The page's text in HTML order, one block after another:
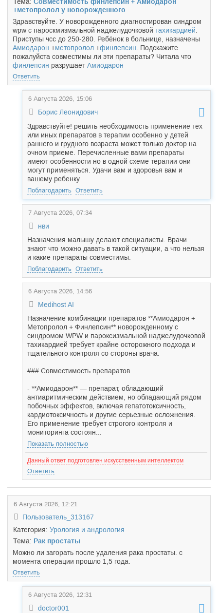
+метопролол у новорожденного
Здравствуйте. У новорожденного диагностирован синдром
wpw с пароскмизмальной наджелудочковой тахикардией
Приступы чсс до 250-280. Ребёнок в больнице, назначены
Амиодарон +метопролол +финлепсин . Подскажите
пожалуйста совместимы ли эти препараты? Читала что
финлепсин разрушаетАмиодарон
Ответить
6 Августа 2026, 15:06
Борис Леонидович
Здравствуйте! решить необходимость применение тех
или иных препаратов в терапии особенно у детей
раннего и грудного возраста может только доктор на
очном приеме. Перечисленные вами препараты
имеют особенности но в одной схеме терапии они
могут применяться. Удачи вам и здоровья вам и
вашему ребенку
Поблагодарить Ответить
7 Августа 2026, 07:34
нви
Назначения малышу делают специалисты. Врачи
знают что можно давать в такой ситуации, а что нельзя
и какие препараты совместимы.
Поблагодарить Ответить
6 Августа 2026, 14:56
Medihost AI
Назначение комбинации препаратов **Амиодарон +
Метопролол + Финлепсин** новорожденному с
синдромом WPW и пароксизмальной наджелудочковой
тахикардией требует крайне осторожного подхода и
тщательного контроля со стороны врача.
### Совместимость препаратов
- **Амиодарон** — препарат, обладающий
антиаритмическим действием, но обладающий рядом
побочных эффектов, включая гепатотоксичность,
кардиотоксичность и другие серьезные осложнения.
Его применение требует строгого контроля и
мониторинга состоян...
Показать полностью
Данный ответ подготовлен искусственным интеллектом
Ответить
6 Августа 2026, 12:21
Пользователь_313167
Категория: Урология и андрология
Тема: Рак простаты
Можно ли загорать после удаления рака простаты. с
момента операции прошло 1,5 года.
Ответить
6 Августа 2026, 12:31
doctor001